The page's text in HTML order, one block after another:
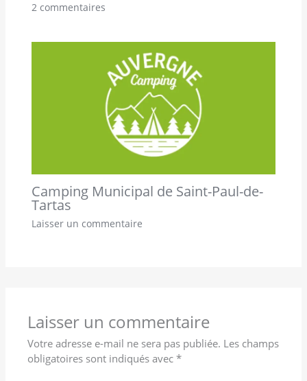
2 commentaires
Camping Municipal de Saint-Paul-de-
Tartas
Laisser un commentaire
Laisser un commentaire
Votre adresse e-mail ne sera pas publiée. Les champs
obligatoires sont indiqués avec*